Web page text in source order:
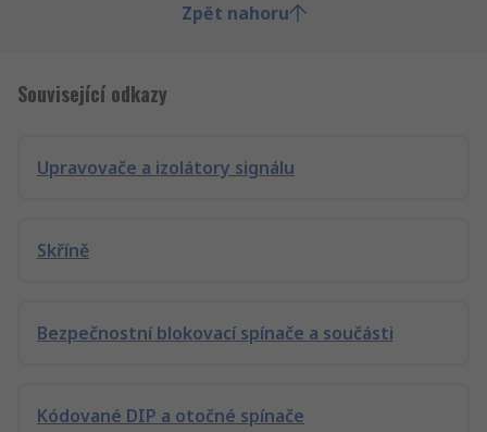
Zpět nahoru
Související odkazy
Upravovače a izolátory signálu
Skříně
Bezpečnostní blokovací spínače a součásti
Kódované DIP a otočné spínače